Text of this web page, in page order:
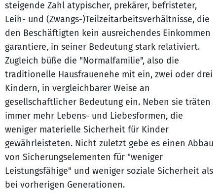
steigende Zahl atypischer, prekärer, befristeter,
Leih- und (Zwangs-)Teilzeitarbeitsverhältnisse, die
den Beschäftigten kein ausreichendes Einkommen
garantiere, in seiner Bedeutung stark relativiert.
Zugleich büße die "Normalfamilie", also die
traditionelle Hausfrauenehe mit ein, zwei oder drei
Kindern, in vergleichbarer Weise an
gesellschaftlicher Bedeutung ein. Neben sie träten
immer mehr Lebens- und Liebesformen, die
weniger materielle Sicherheit für Kinder
gewährleisteten. Nicht zuletzt gebe es einen Abbau
von Sicherungselementen für "weniger
Leistungsfähige" und weniger soziale Sicherheit als
bei vorherigen Generationen.